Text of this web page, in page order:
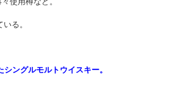
る。
ングルモルトウイスキー。